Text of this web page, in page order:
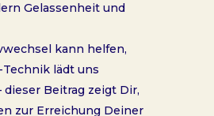
Gelassenheit und
kann helfen,
lädt uns
Beitrag zeigt Dir,
zur Erreichung Deiner